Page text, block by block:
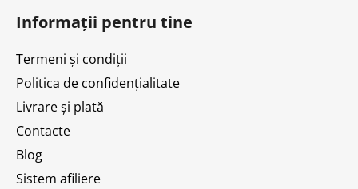
Informații pentru tine
Termeni și condiții
Politica de confidențialitate
Livrare și plată
Contacte
Blog
Sistem afiliere